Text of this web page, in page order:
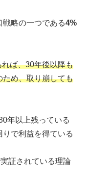
略の一つである4%
ば、30年後以降も
ため、取り崩しても
年以上残っている
で利益を得ている
証されている理論